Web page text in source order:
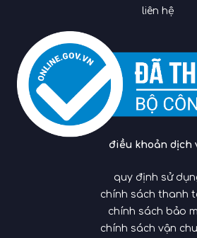
liên hệ
điều khoản dịch
quy định sử
chính sách thanh
chính sách bảo
chính sách vận